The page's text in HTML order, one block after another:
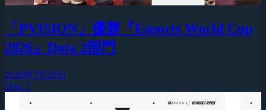
「PVISION」優勝『Esports World Cup
2026』Dota 2部門
2026年7月20日
Dota 2